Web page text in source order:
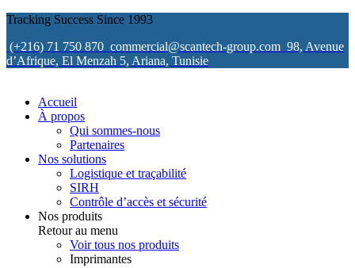
Tracking Success Since 1993
(+216) 71 750 870 commercial@scantech-group.com 98, Avenue
d’Afrique, El Menzah 5, Ariana, Tunisie
Accueil
À propos
Qui sommes-nous
Partenaires
Nos solutions
Logistique et traçabilité
SIRH
Contrôle d’accès et sécurité
Nos produits
Retour au menu
Voir tous nos produits
Imprimantes